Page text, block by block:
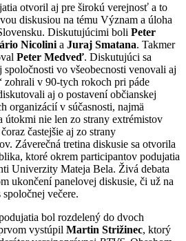
otvoril aj pre širokú verejnosť a to
diskusiou na tému Význam a úloha
Diskutujúcimi boli Peter
Nicolini a Juraj Smatana. Takmer
Peter Medveď. Diskutujúci sa
vo všeobecnosti venovali aj
zohrali v 90-tych rokoch pri páde
aj o postavení občianskej
organizácií v súčasnosti, najmä
útokmi nie len zo strany extrémistov
častejšie aj zo strany
Záverečná tretina diskusie sa otvorila
ktoré okrem participantov podujatia
Univerzity Mateja Bela. Živá debata
ukončení panelovej diskusie, či už na
spoločnej večere.
bol rozdelený do dvoch
vystúpil Martin Strižinec, ktorý